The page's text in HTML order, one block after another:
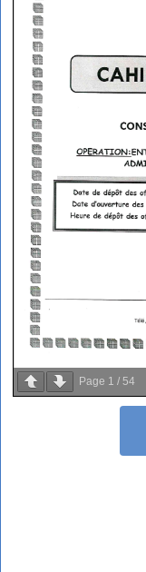
Page 1 / 54